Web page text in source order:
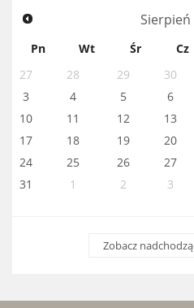
Sierpień
Pn Wt Śr Cz
27
28 29 30
3
4 5 6
10
11 12 13
17
18 19 20
24
25 26 27
31
1 2 3
Zobacz